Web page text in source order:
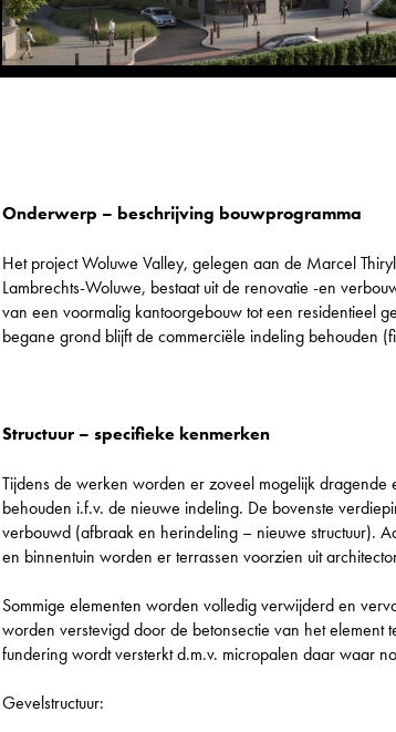
Onderwerp – beschrijving bouwprogramma
Het project Woluwe Valley, gelegen aan de Marcel
Lambrechts-Woluwe, bestaat uit de renovatie -en
van een voormalig kantoorgebouw tot een residentieel
begane grond blijft de commerciële indeling behouden
Structuur – specifieke kenmerken
Tijdens de werken worden er zoveel mogelijk dragende
behouden i.f.v. de nieuwe indeling. De bovenste
verbouwd (afbraak en herindeling – nieuwe structuur).
en binnentuin worden er terrassen voorzien uit
Sommige elementen worden volledig verwijderd en
worden verstevigd door de betonsectie van het element
fundering wordt versterkt d.m.v. micropalen daar waar
Gevelstructuur: